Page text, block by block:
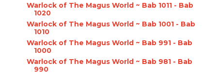
Warlock of The Magus World ~ Bab 1011 - Bab
1020
Warlock of The Magus World ~ Bab 1001 - Bab
1010
Warlock of The Magus World ~ Bab 991 - Bab
1000
Warlock of The Magus World ~ Bab 981 - Bab
990